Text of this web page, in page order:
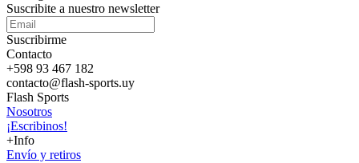
Suscribite a nuestro newsletter
Suscribirme
Contacto
+598 93 467 182
contacto@flash-sports.uy
Flash Sports
Nosotros
¡Escribinos!
+Info
Envío y retiros